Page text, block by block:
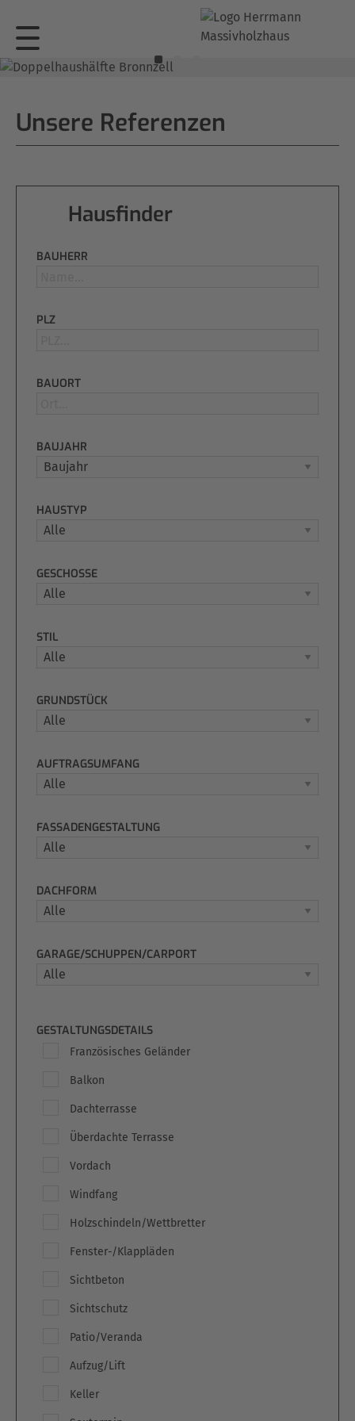
Unsere Referenzen
Hausfinder
BAUHERR
PLZ
BAUORT
BAUJAHR
HAUSTYP
GESCHOSSE
STIL
GRUNDSTÜCK
AUFTRAGSUMFANG
FASSADENGESTALTUNG
DACHFORM
GARAGE/SCHUPPEN/CARPORT
GESTALTUNGSDETAILS
Französisches Geländer
Balkon
Dachterrasse
Überdachte Terrasse
Vordach
Windfang
Holzschindeln/Wettbretter
Fenster-/Klappläden
Sichtbeton
Sichtschutz
Patio/Veranda
Aufzug/Lift
Keller